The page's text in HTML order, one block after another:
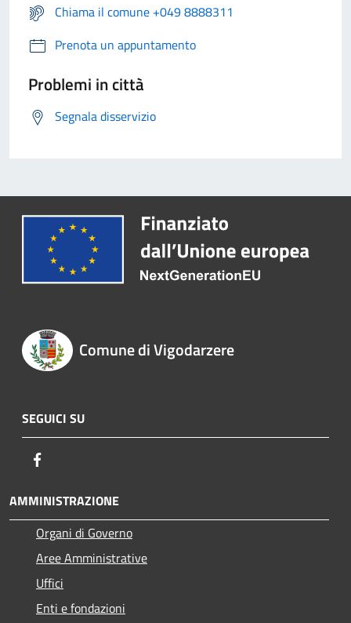
Chiama il comune +049 8888311
Prenota un appuntamento
Problemi in città
Segnala disservizio
Comune di Vigodarzere
SEGUICI SU
AMMINISTRAZIONE
Organi di Governo
Aree Amministrative
Uffici
Enti e fondazioni